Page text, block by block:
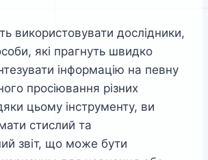
використовувати дослідники,
які прагнуть швидко
інформацію на певну
просіювання різних
цьому інструменту, ви
стислий та
звіт, що може бути